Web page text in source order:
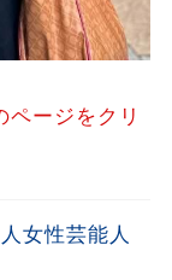
ージをクリ
女性芸能人